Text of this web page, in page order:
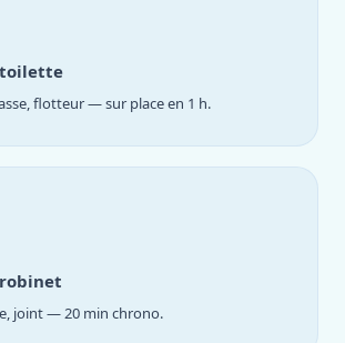
flotteur — sur place en 1 h.
joint — 20 min chrono.